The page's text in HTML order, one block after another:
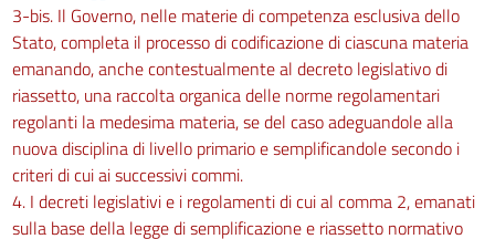
3-bis. Il Governo, nelle materie di competenza esclusiva dello
Stato, completa il processo di codificazione di ciascuna materia
emanando, anche contestualmente al decreto legislativo di
riassetto, una raccolta organica delle norme regolamentari
regolanti la medesima materia, se del caso adeguandole alla
nuova disciplina di livello primario e semplificandole secondo i
criteri di cui ai successivi commi.
4. I decreti legislativi e i regolamenti di cui al comma 2, emanati
sulla base della legge di semplificazione e riassetto normativo